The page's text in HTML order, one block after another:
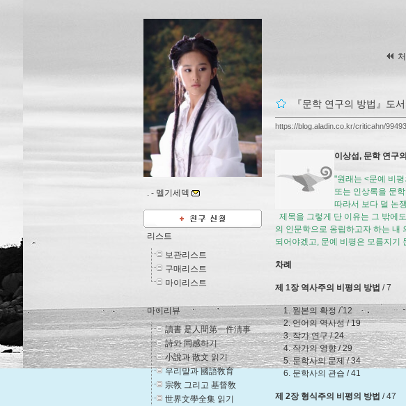
. - 멜기세덱
리스트
보관리스트
구매리스트
마이리스트
마이리뷰
讀書 是人間第一件淸事
詩와 同感하기
小說과 散文 읽기
우리말과 國語敎育
宗敎 그리고 基督敎
世界文學全集 읽기
『문학 연구의 방법』도
https://blog.aladin.co.kr/criticahn/
이상섭, 문학 연구
"원래는 <문예 비
또는 인상록을 문
따라서 보다 덜 논
제목을 그렇게 단 이유는 그 밖에
의 인문학으로 옹립하고자 하는 내
되어야겠고, 문예 비평은 모름지기
차례
제 1장 역사주의 비평의 방법 / 7
1. 원본의 확정 / 12
2. 언어의 역사성 / 19
3. 작가 연구 / 24
4. 작가의 영향 / 29
5. 문학사의 문제 / 34
6. 문학사의 관습 / 41
제 2장 형식주의 비평의 방법 / 47